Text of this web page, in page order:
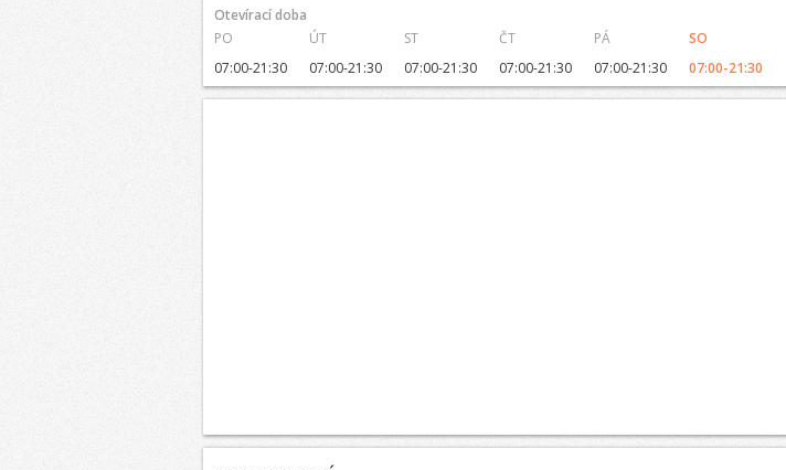
Otevírací doba
PO
ÚT ST ČT PÁ SO
07:00-21:30
07:00-21:30 07:00-21:30 07:00-21:30 07:00-21:30 07:00-21:30